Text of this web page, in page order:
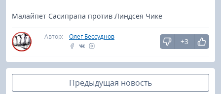
Малайпет Сасипрапа против Линдсея Чике
Автор: Олег Бессуднов
+3
Предыдущая новость